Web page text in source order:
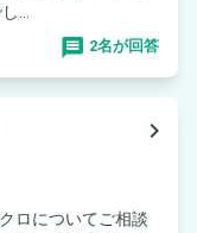
...
2名が回答
navigate_next
ロについてご相談